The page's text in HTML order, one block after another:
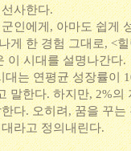
선사한다.
인에게, 아마도 쉽게
게 한 경험 그대로, <
이 시대를 설명나간다.
대는 연평균 성장률이
말한다. 하지만, 2%
다. 오히려, 꿈을 꾸
라고 정의내린다.